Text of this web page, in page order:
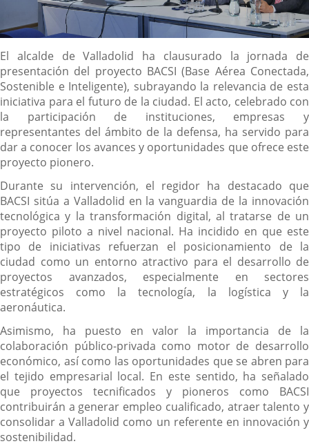
Descripción
El alcalde de Valladolid ha clausurado la jornada de
presentación del proyecto BACSI (Base Aérea Conectada,
Sostenible e Inteligente), subrayando la relevancia de esta
iniciativa para el futuro de la ciudad. El acto, celebrado con
la participación de instituciones, empresas y
representantes del ámbito de la defensa, ha servido para
dar a conocer los avances y oportunidades que ofrece este
proyecto pionero.
Durante su intervención, el regidor ha destacado que
BACSI sitúa a Valladolid en la vanguardia de la innovación
tecnológica y la transformación digital, al tratarse de un
proyecto piloto a nivel nacional. Ha incidido en que este
tipo de iniciativas refuerzan el posicionamiento de la
ciudad como un entorno atractivo para el desarrollo de
proyectos avanzados, especialmente en sectores
estratégicos como la tecnología, la logística y la
aeronáutica.
Asimismo, ha puesto en valor la importancia de la
colaboración público-privada como motor de desarrollo
económico, así como las oportunidades que se abren para
el tejido empresarial local. En este sentido, ha señalado
que proyectos tecnificados y pioneros como BACSI
contribuirán a generar empleo cualificado, atraer talento y
consolidar a Valladolid como un referente en innovación y
sostenibilidad.